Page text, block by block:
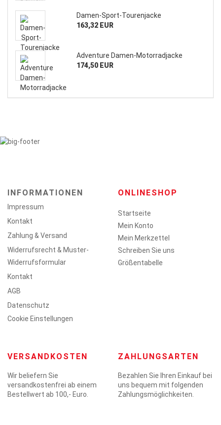
Damen-Sport-Tourenjacke
163,32 EUR
Adventure Damen-Motorradjacke
174,50 EUR
INFORMATIONEN
Impressum
Kontakt
Zahlung & Versand
Widerrufsrecht & Muster-
Widerrufsformular
Kontakt
AGB
Datenschutz
Cookie Einstellungen
ONLINESHOP
Startseite
Mein Konto
Mein Merkzettel
Schreiben Sie uns
Größentabelle
VERSANDKOSTEN
Wir beliefern Sie
versandkostenfrei ab einem
Bestellwert ab 100,- Euro.
ZAHLUNGSARTEN
Bezahlen Sie Ihren Einkauf bei
uns bequem mit folgenden
Zahlungsmöglichkeiten.